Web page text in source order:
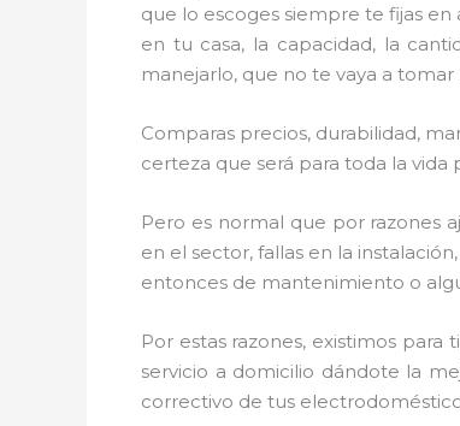
que lo escoges siempre te fijas
en tu casa, la capacidad, la
manejarlo, que no te vaya a
Comparas precios, durabilidad,
certeza que será para toda la
Pero es normal que por razones
en el sector, fallas en la
entonces de mantenimiento o
Por estas razones, existimos
servicio a domicilio dándote la
correctivo de tus